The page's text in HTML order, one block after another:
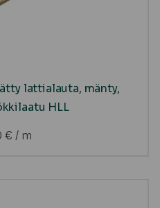
lattialauta, mänty,
HLL
€ / m